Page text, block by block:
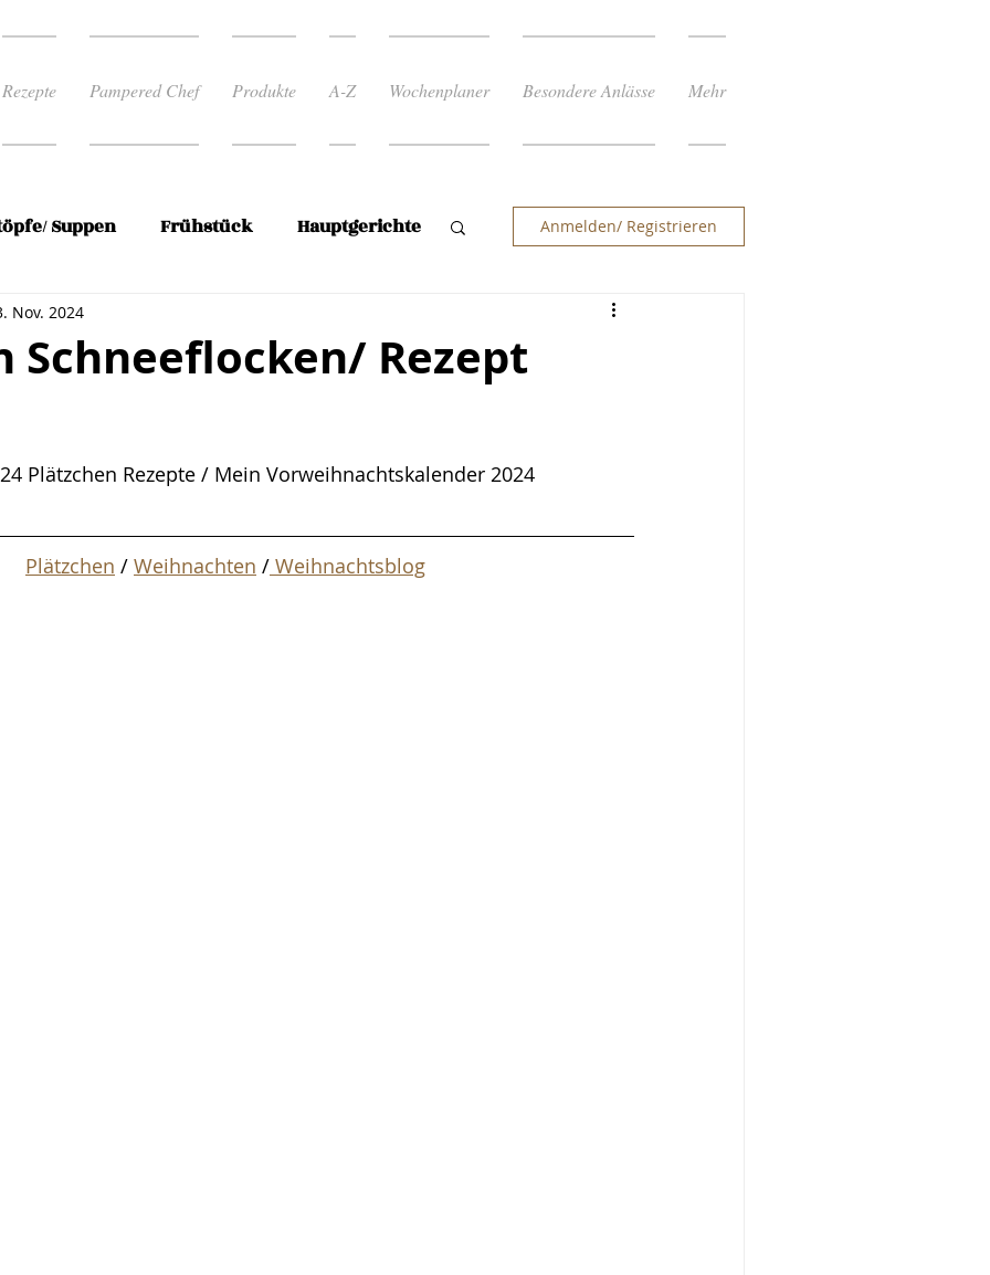
Rezepte Pampered Chef Produkte A-Z Wochenplaner Besondere Anlässe Mehr
Suppen Frühstück Hauptgerichte
Reis
Snack & Salate
Anmelden/ Registrieren
Schneeflocken/ Rezept
Nov. 2024
bewertet.
Plätzchen Rezepte / Mein Vorweihnachtskalender 2024
Plätzchen / Weihnachten / Weihnachtsblog